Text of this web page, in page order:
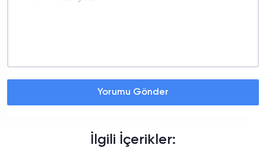
Yorumu Gönder
İlgili İçerikler: